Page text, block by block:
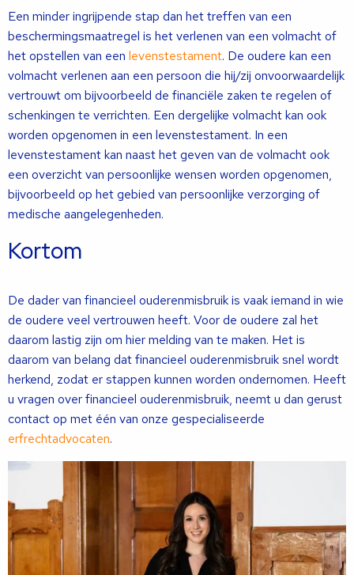
Een minder ingrijpende stap dan het treffen van een
beschermingsmaatregel is het verlenen van een volmacht of
het opstellen van een levenstestament. De oudere kan een
volmacht verlenen aan een persoon die hij/zij onvoorwaardelijk
vertrouwt om bijvoorbeeld de financiële zaken te regelen of
schenkingen te verrichten. Een dergelijke volmacht kan ook
worden opgenomen in een levenstestament. In een
levenstestament kan naast het geven van de volmacht ook
een overzicht van persoonlijke wensen worden opgenomen,
bijvoorbeeld op het gebied van persoonlijke verzorging of
medische aangelegenheden.
Kortom
De dader van financieel ouderenmisbruik is vaak iemand in wie
de oudere veel vertrouwen heeft. Voor de oudere zal het
daarom lastig zijn om hier melding van te maken. Het is
daarom van belang dat financieel ouderenmisbruik snel wordt
herkend, zodat er stappen kunnen worden ondernomen. Heeft
u vragen over financieel ouderenmisbruik, neemt u dan gerust
contact op met één van onze gespecialiseerde
erfrechtadvocaten.